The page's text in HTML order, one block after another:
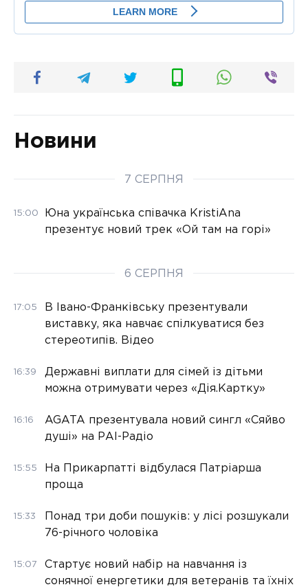
Новини
7 СЕРПНЯ
15:00
Юна українська співачка KristiAna
презентує новий трек «Ой там на горі»
6 СЕРПНЯ
17:05
В Івано-Франківську презентували
виставку, яка навчає спілкуватися без
стереотипів. Відео
16:39
Державні виплати для сімей із дітьми
можна отримувати через «Дія.Картку»
16:16
AGATA презентувала новий сингл «Сяйво
душі» на РАІ-Радіо
15:55
На Прикарпатті відбулася Патріарша
проща
15:33
Понад три доби пошуків: у лісі розшукали
76-річного чоловіка
15:07
Стартує новий набір на навчання із
сонячної енергетики для ветеранів та їхніх